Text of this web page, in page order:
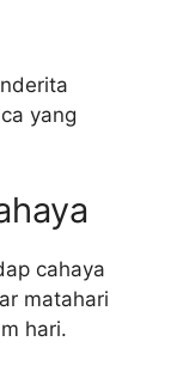
yang
cahaya
matahari
hari.